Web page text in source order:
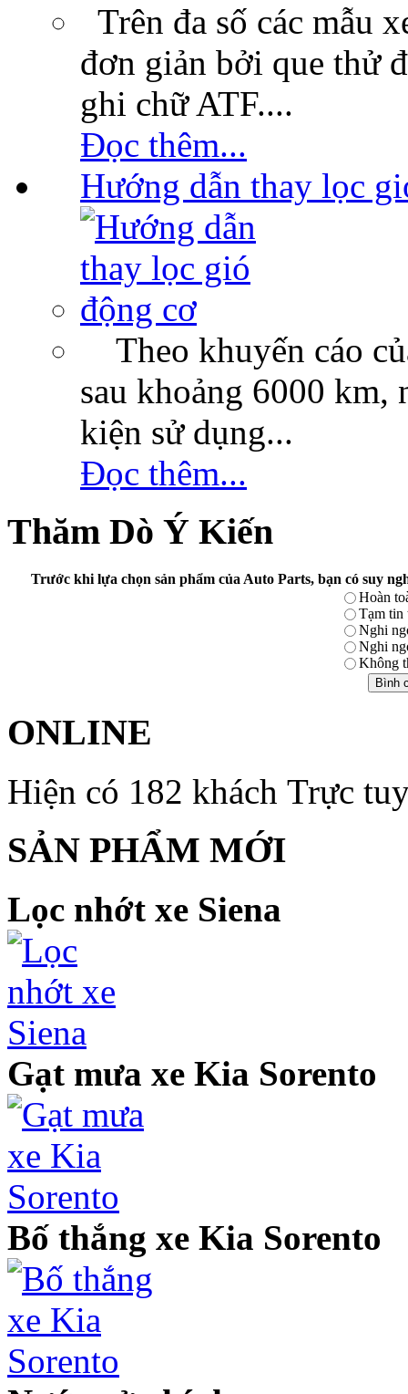
Trên đa số các mẫu
đơn giản bởi que thử
ghi chữ ATF....
Đọc thêm...
Hướng dẫn thay lọc
Theo khuyến cáo
sau khoảng 6000 km,
kiện sử dụng...
Đọc thêm...
Thăm Dò Ý Kiến
Trước khi lựa chọn sản phẩm của Auto Parts, bạn có suy
Hoàn
Tạm tin
Nghi
Nghi
Không
ONLINE
Hiện có 182 khách Trực
SẢN PHẨM MỚI
Lọc nhớt xe Siena
Gạt mưa xe Kia Sorento
Bố thắng xe Kia Sorento